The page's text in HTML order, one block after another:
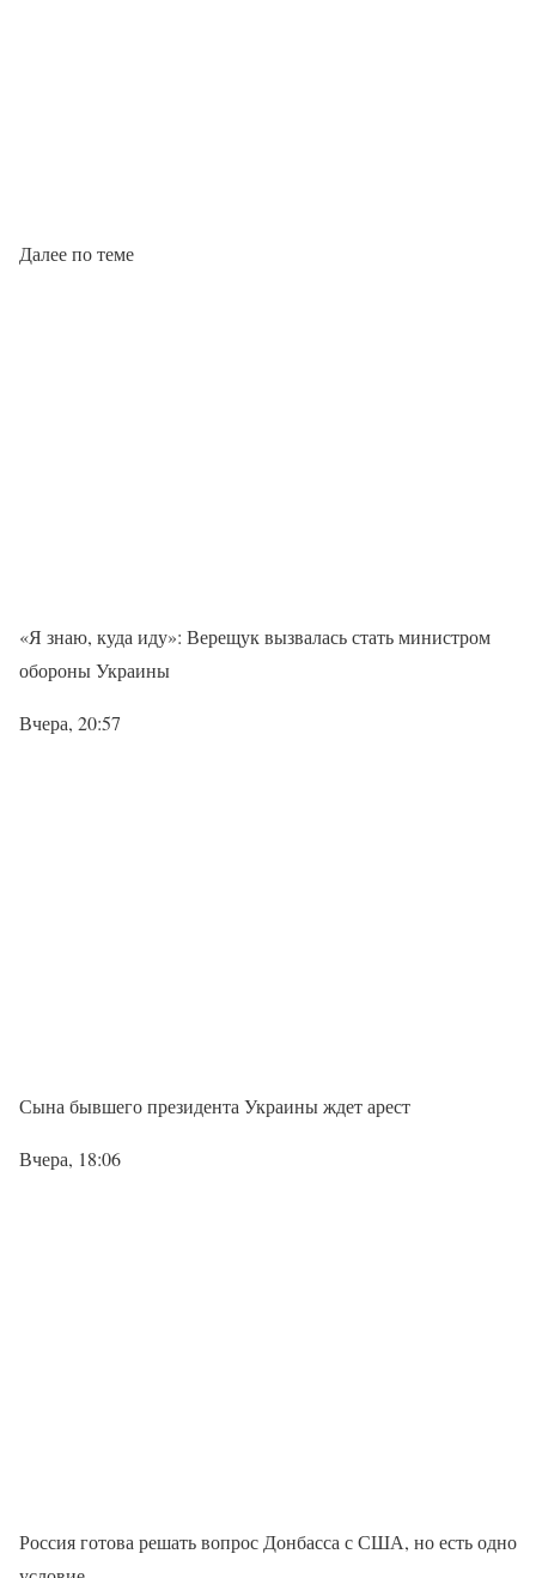
Далее по теме
«Я знаю, куда иду»: Верещук вызвалась стать министром
обороны Украины
Вчера, 20:57
Сына бывшего президента Украины ждет арест
Вчера, 18:06
Россия готова решать вопрос Донбасса с США, но есть одно